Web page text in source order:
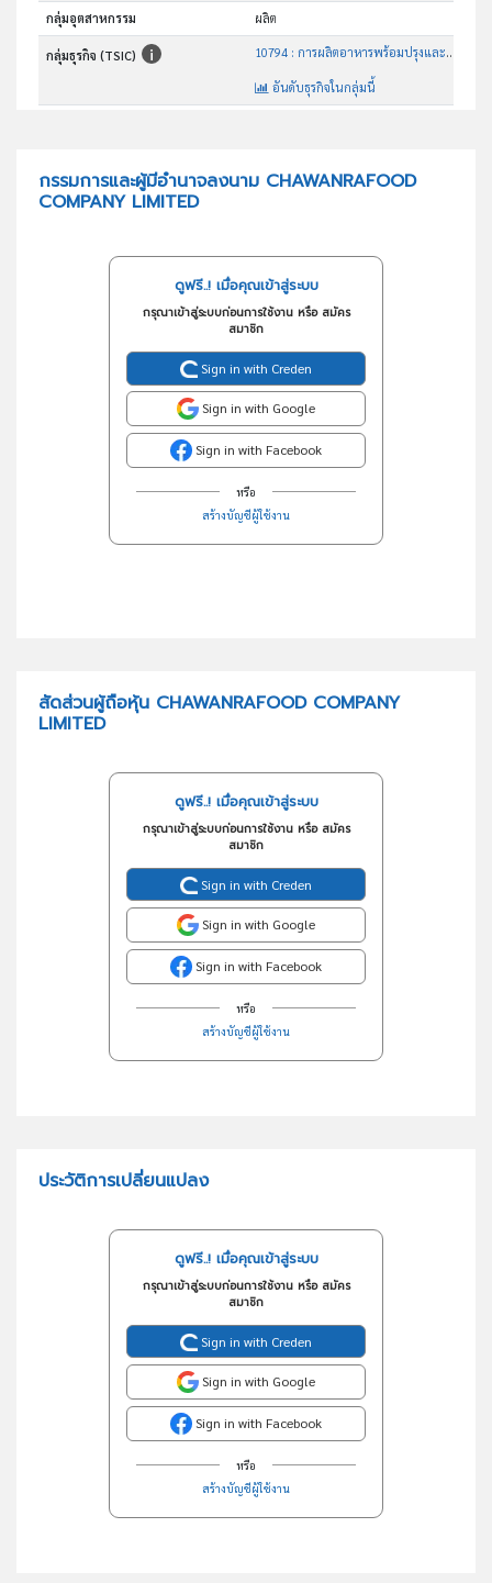
กลุ่มอุตสาหกรรม ผลิต
กลุ่มธุรกิจ (TSIC) 10794 : การผลิตอาหารพร้อมปรุงและอาหารที่เน่าเสียง่าย
อันดับธุรกิจในกลุ่มนี้
กรรมการและผู้มีอำนาจลงนาม CHAWANRAFOOD
COMPANY LIMITED
ดูฟรี..! เมื่อคุณเข้าสู่ระบบ
กรุณาเข้าสู่ระบบก่อนการใช้งาน หรือ สมัคร
สมาชิก
Sign in with Creden
Sign in with Google
Sign in with Facebook
หรือ
สร้างบัญชีผู้ใช้งาน
สัดส่วนผู้ถือหุ้น CHAWANRAFOOD COMPANY
LIMITED
ดูฟรี..! เมื่อคุณเข้าสู่ระบบ
กรุณาเข้าสู่ระบบก่อนการใช้งาน หรือ สมัคร
สมาชิก
Sign in with Creden
Sign in with Google
Sign in with Facebook
หรือ
สร้างบัญชีผู้ใช้งาน
ประวัติการเปลี่ยนแปลง
ดูฟรี..! เมื่อคุณเข้าสู่ระบบ
กรุณาเข้าสู่ระบบก่อนการใช้งาน หรือ สมัคร
สมาชิก
Sign in with Creden
Sign in with Google
Sign in with Facebook
หรือ
สร้างบัญชีผู้ใช้งาน